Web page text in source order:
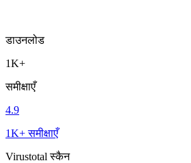
डाउनलोड
1K+
समीक्षाएँ
4.9
1K+ समीक्षाएँ
Virustotal स्कैन